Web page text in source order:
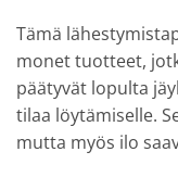
Tämä
monet tuotteet,
päätyvät lopulta
tilaa löytämiselle.
mutta myös ilo